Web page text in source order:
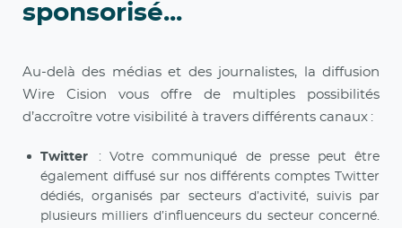
sponsorisé...
Au-delà des médias et des journalistes, la diffusion
Wire Cision vous offre de multiples possibilités
d’accroître votre visibilité à travers différents canaux :
Twitter : Votre communiqué de presse peut être
également diffusé sur nos différents comptes Twitter
dédiés, organisés par secteurs d’activité, suivis par
plusieurs milliers d’influenceurs du secteur concerné.